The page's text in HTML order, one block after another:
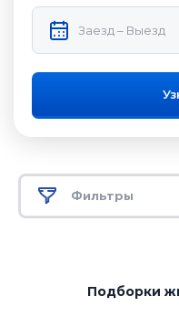
Фильтры
Подборки